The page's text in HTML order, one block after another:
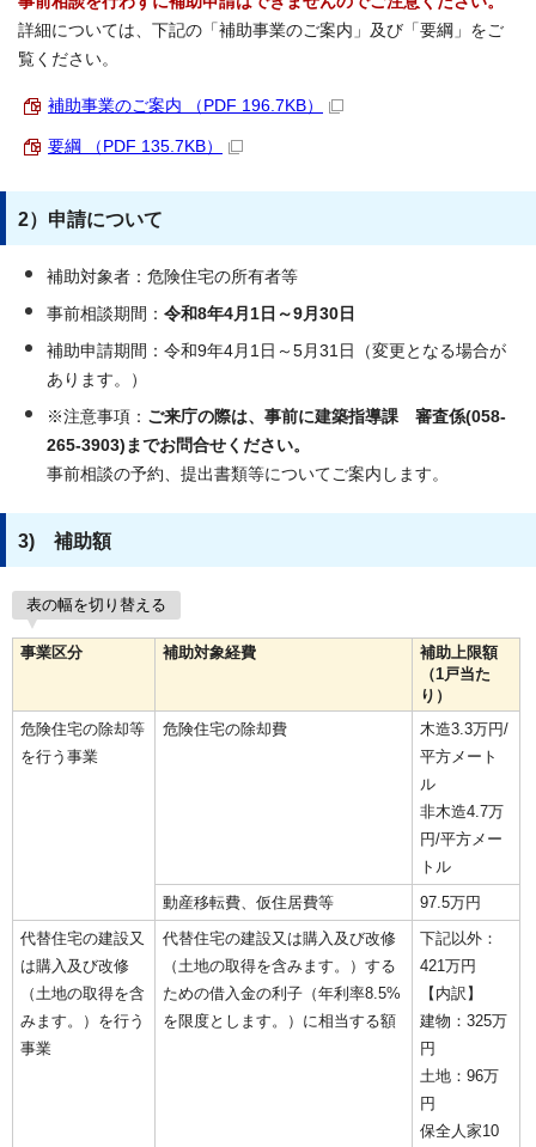
詳細については、下記の「補助事業のご案内」及び「要綱」をご
覧ください。
補助事業のご案内 （PDF 196.7KB）
要綱 （PDF 135.7KB）
2）申請について
補助対象者：危険住宅の所有者等
事前相談期間： 令和8年4月1日～9月30日
補助申請期間：令和9年4月1日～5月31日（変更となる場合が
あります。）
※注意事項： ご来庁の際は、事前に建築指導課 審査係(058‐
265-3903)までお問合せください。
事前相談の予約、提出書類等についてご案内します。
3) 補助額
表の幅を切り替える
事業区分 補助対象経費
補助上限額
（1戸当た
り）
危険住宅の除却等
を行う事業
危険住宅の除却費
木造3.3万円/
平方メート
ル
非木造4.7万
円/平方メー
トル
動産移転費、仮住居費等
97.5万円
代替住宅の建設又
は購入及び改修
（土地の取得を含
みます。）を行う
事業
代替住宅の建設又は購入及び改修
（土地の取得を含みます。）する
ための借入金の利子（年利率8.5%
を限度とします。）に相当する額
下記以外：
421万円
【内訳】
建物：325万
円
土地：96万
円
保全人家10